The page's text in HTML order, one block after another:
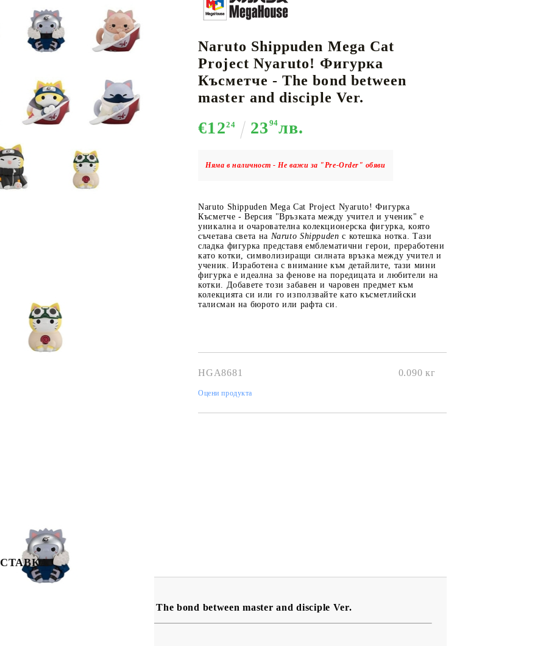
RIFTBOUND: LEAGUE OF LEGENDS
TCG
АКСЕСОАРИ ЗА КАРТОВИ
Кутии за съхранение
Протектори за карти
Подложки/Матове
НАСИПНИ КАРТИ GUNDAM CARD GAME
ДРУГИ
Naruto Shippuden Mega Cat
Project Nyaruto! Фигурка
Късметче - The bond between
master and disciple Ver.
€1224 23 94лв.
Няма в наличност - Не важи за "Pre-Order" обяви
Naruto Shippuden Mega Cat Project Nyaruto! Фигурка
Късметче - Версия "Връзката между учител и ученик" е
уникална и очарователна колекционерска фигурка, която
съчетава света на Naruto Shippuden с котешка нотка. Тази
сладка фигурка представя емблематични герои, преработени
като котки, символизиращи силната връзка между учител и
ученик. Изработена с внимание към детайлите, тази мини
фигурка е идеална за фенове на поредицата и любители на
котки. Добавете този забавен и чаровен предмет към
колекцията си или го използвайте като късметлийски
талисман на бюрото или рафта си.
HGA8681 0.090 кг
Оцени продукта
Nyaruto! Фигурка Късметче - The bond between master and disciple Ver.